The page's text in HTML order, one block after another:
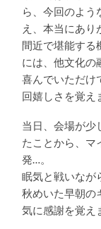
ら、今回のよう
え、本当にあり
間近で堪能する
には、他文化の
喜んでいただけ
回嬉しさを覚え
当日、会場が少
たことから、マ
発…。
眠気と戦いなが
秋めいた早朝の
気に感謝を覚え